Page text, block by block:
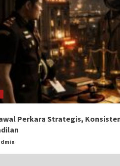
Perkara Strategis,